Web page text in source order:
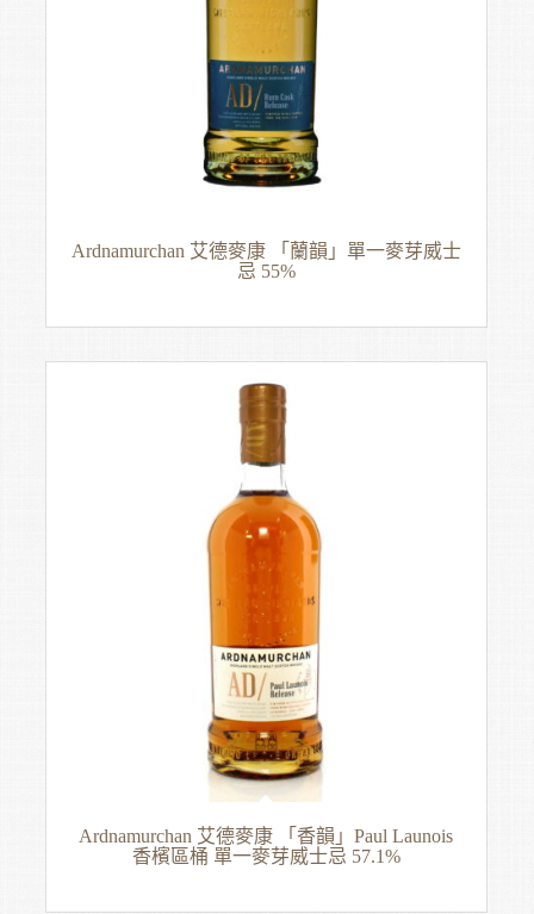
Ardnamurchan 艾德麥康 「蘭韻」單一麥芽威士
忌 55%
Ardnamurchan 艾德麥康 「香韻」Paul Launois
香檳區桶 單一麥芽威士忌 57.1%